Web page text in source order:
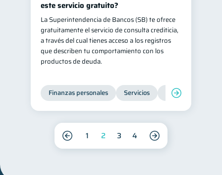
este servicio gratuito?
La Superintendencia de Bancos (SB) te ofrece
gratuitamente el servicio de consulta crediticia,
a través del cual tienes acceso a los registros
que describen tu comportamiento con los
productos de deuda.
Finanzas personales Servicios Inclusión financiera
1 2 3 4